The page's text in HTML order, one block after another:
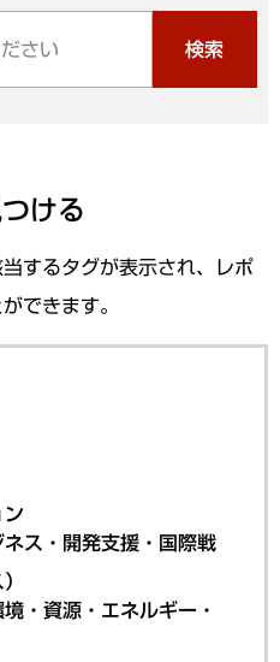
検索
ける
するタグが表示され、レポ
できます。
ス・開発支援・国際戦
・資源・エネルギー・